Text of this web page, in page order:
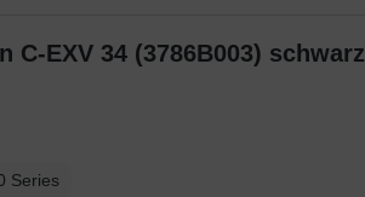
EXV 34 (3786B003) schwarz
Series